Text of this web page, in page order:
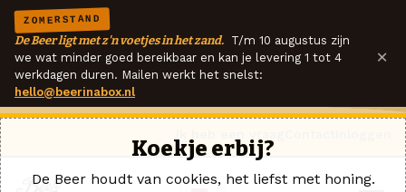
ZOMERSTAND
De Beer ligt met z'n voetjes in het zand. T/m 10 augustus zijn
we wat minder goed bereikbaar en kan je levering 1 tot 4
werkdagen duren. Mailen werkt het snelst:
hello@beerinabox.nl
×
Koekje erbij?
De Beer houdt van cookies, het liefst met honing.